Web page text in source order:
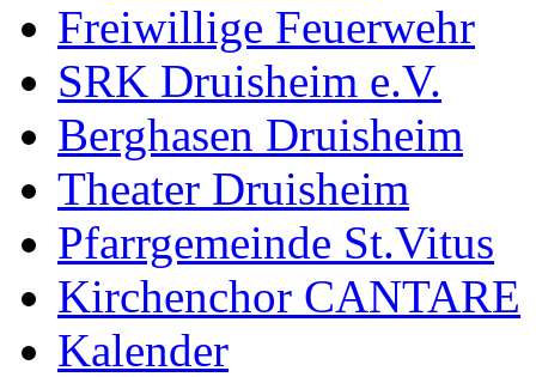
Freiwillige Feuerwehr
SRK Druisheim e.V.
Berghasen Druisheim
Theater Druisheim
Pfarrgemeinde St.Vitus
Kirchenchor CANTARE
Kalender